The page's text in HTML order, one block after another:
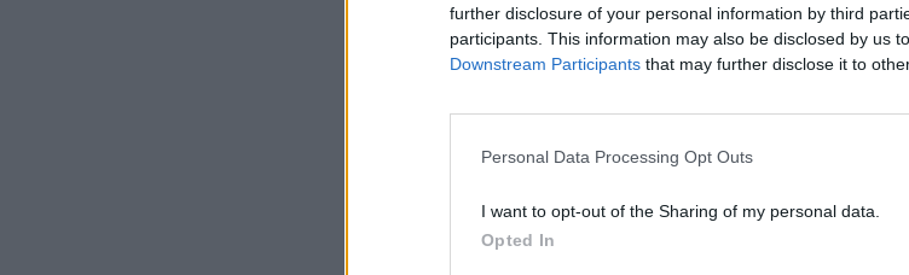
further disclosure of your personal information by third
participants. This information may also be disclosed by us
Downstream Participants that may further disclose it to
Personal Data Processing Opt Outs
I want to opt-out of the Sharing of my personal data.
Opted In